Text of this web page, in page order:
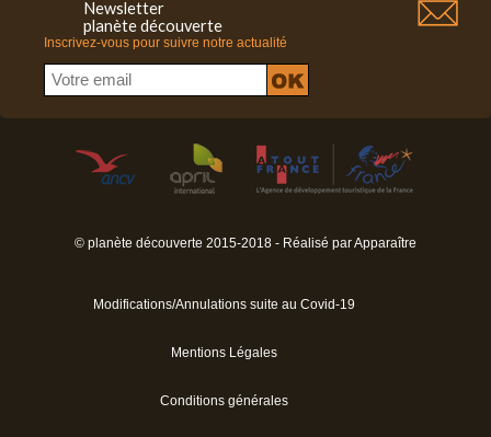
Newsletter
planète découverte
Inscrivez-vous pour suivre notre actualité
© planète découverte 2015-2018 - Réalisé parApparaître
Modifications/Annulations suite au Covid-19
Mentions Légales
Conditions générales